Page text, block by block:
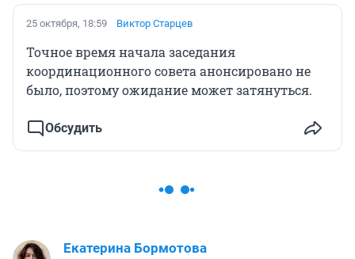
25 октября, 18:59 Виктор Старцев
Точное время начала заседания
координационного совета анонсировано не
было, поэтому ожидание может затянуться.
Обсудить
Екатерина Бормотова